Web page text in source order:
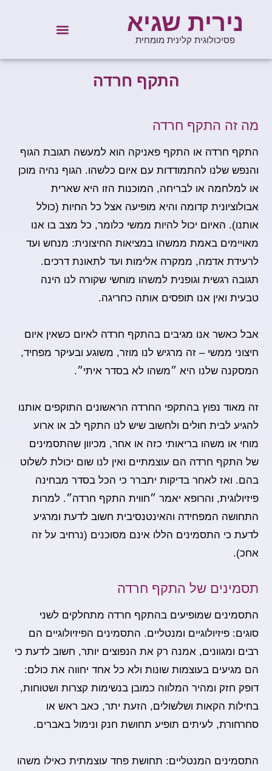
נירית שגיא
פסיכולוגית קלינית מומחית
התקף חרדה
מה זה התקף חרדה
התקף חרדה או התקף פאניקה הוא למעשה תגובת הגוף
והנפש שלנו להתמודדות עם איום כלשהו. הגוף נהיה מוכן
או למלחמה או לבריחה, המוכנות הזו היא שארית
אבולוציונית קדומה והיא מופיעה אצל כל החיות (כולל
אותנו). האיום יכול להיות ממשי כלומר, כל מצב בו אנו
מאויימים באמת ממשהו במציאות החיצונית: מנחש ועד
לרעידת אדמה, ממקרה אלימות ועד לתאונת דרכים.
תגובה רגשית וגופנית למשהו מוחשי שקורה לנו הינה
טבעית ואין אנו תופסים אותה כחריגה.
אבל כאשר אנו מגיבים בהתקף חרדה לאיום כשאין איום
חיצוני ממשי – זה מרגיש לנו מוזר, משוגע ובעיקר מפחיד,
המסקנה שלנו היא ״משהו לא בסדר איתי״.
זה מאוד נפוץ בהתקפי החרדה הראשונים התוקפים אותנו
להגיע לבית חולים ולחשוב שיש לנו התקף לב או ארוע
מוחי או משהו בריאותי כזה או אחר, מכיוון שהתסמינים
של התקף חרדה הם עוצמתיים ואין לנו שום יכולת לשלוט
בהם. ואז לאחר בדיקות יתברר כי הכל בסדר מבחינה
פיזיולוגית, והרופא יאמר ״חווית התקף חרדה״. למרות
התחושה המפחידה והאינטנסיבית חשוב לדעת ומרגיע
לדעת כי התסמינים הללו אינם מסוכנים (נרחיב על זה
אחכ).
תסמינים של התקף חרדה
התסמינים שמופיעים בהתקף חרדה מתחלקים לשני
סוגים: פיזיולוגיים ומנטליים. התסמינים הפיזיולוגיים הם
רבים ומגוונים, אמנה רק את הנפוצים יותר, חשוב לדעת כי
הם מגיעים בעוצמות שונות ולא כל אחד יחווה את כולם:
דופק חזק ומהיר המלווה כמובן בנשימות קצרות ושטוחות,
בחילות הקאות ושלשולים, הזעת יתר, כאב ראש או
סחרחורת, לעיתים תופיע תחושת חנק ונימול באברים.
התסמינים המנטליים: תחושת פחד עוצמתית כאילו משהו